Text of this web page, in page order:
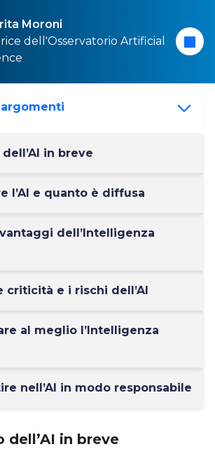
Moroni
dell 'Osservatorio Artificial
in breve
l’AI e quanto è diffusa
dell’Intelligenza
criticità e i rischi dell’AI
al meglio l’Intelligenza
nell’AI in modo responsabile
dell’AI in breve